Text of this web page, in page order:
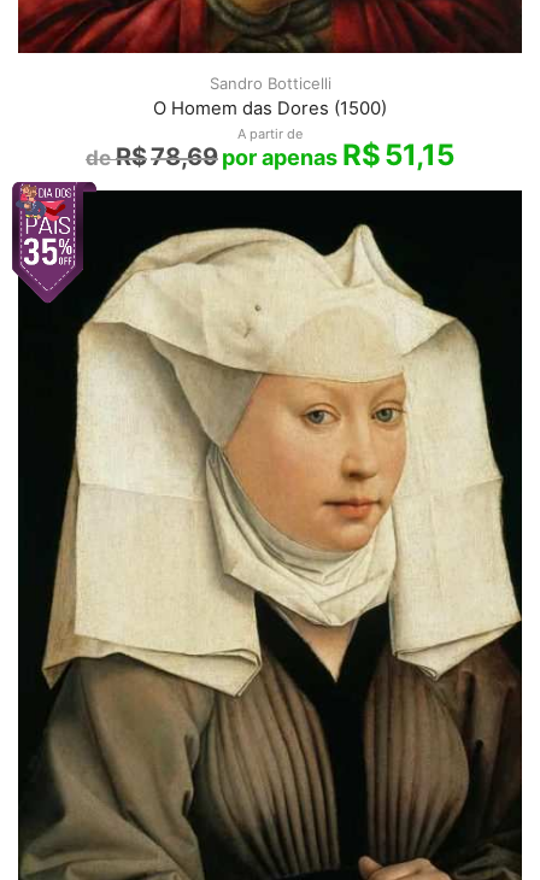
Sandro Botticelli
O Homem das Dores (1500)
A partir de
R$78,69 R$51,15